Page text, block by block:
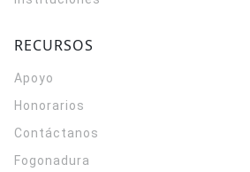
RECURSOS
Apoyo
Honorarios
Contáctanos
Fogonadura